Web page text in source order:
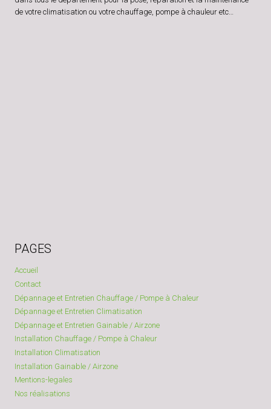
de votre climatisation ou votre chauffage, pompe à chauleur etc…
PAGES
Accueil
Contact
Dépannage et Entretien Chauffage / Pompe à Chaleur
Dépannage et Entretien Climatisation
Dépannage et Entretien Gainable / Airzone
Installation Chauffage / Pompe à Chaleur
Installation Climatisation
Installation Gainable / Airzone
Mentions-legales
Nos réalisations